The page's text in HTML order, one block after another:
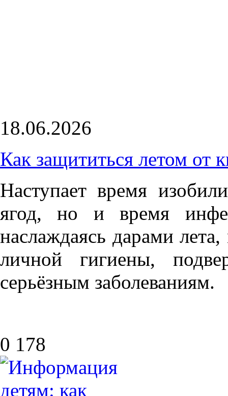
18.06.2026
Как защититься летом от
Наступает время
ягод, но и время
наслаждаясь дарами
личной гигиены,
серьёзным заболеваниям.
0 178